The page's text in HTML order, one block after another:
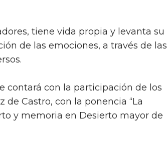
tiene vida propia y levanta su
de las emociones, a través de las
contará con la participación de los
de Castro, con la ponencia “La
y memoria en Desierto mayor de